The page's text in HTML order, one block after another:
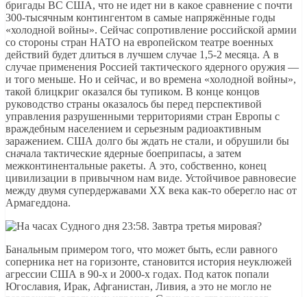
бригады ВС США, что не идет ни в какое сравнение с почти
300-тысячным контингентом в самые напряжённые годы
«холодной войны». Сейчас сопротивление российской армии
со стороны стран НАТО на европейском театре военных
действий будет длиться в лучшем случае 1,5-2 месяца. А в
случае применения Россией тактического ядерного оружия —
и того меньше. Но и сейчас, и во времена «холодной войны»,
такой блицкриг оказался бы тупиком. В конце концов
руководство страны оказалось бы перед перспективой
управления разрушенными территориями стран Европы с
враждебным населением и серьезным радиоактивным
заражением. США долго бы ждать не стали, и обрушили бы
сначала тактические ядерные боеприпасы, а затем
межконтинентальные ракеты. А это, собственно, конец
цивилизации в привычном нам виде. Устойчивое равновесие
между двумя супердержавами XX века как-то оберегло нас от
Армагеддона.
Банальным примером того, что может быть, если равного
соперника нет на горизонте, становится история неуклюжей
агрессии США в 90-х и 2000-х годах. Под каток попали
Югославия, Ирак, Афганистан, Ливия, а это не могло не